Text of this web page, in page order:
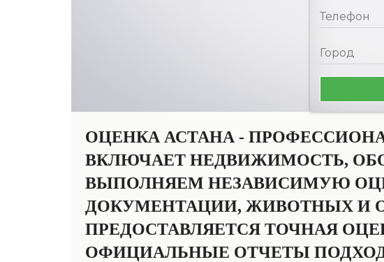
ОЦЕНКА АСТАНА -
ВКЛЮЧАЕТ НЕДВИЖИМОСТЬ,
ВЫПОЛНЯЕМ НЕЗАВИСИМУЮ
ДОКУМЕНТАЦИИ, ЖИВОТНЫХ И
ПРЕДОСТАВЛЯЕТСЯ ТОЧНАЯ
ОФИЦИАЛЬНЫЕ ОТЧЕТЫ